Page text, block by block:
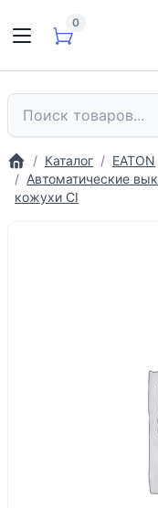
0
Каталог EATON
Автоматические
кожухи CI